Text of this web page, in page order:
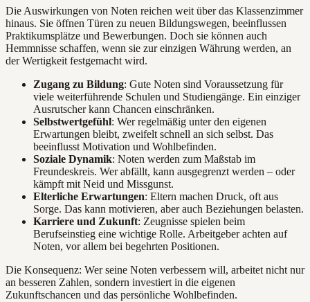
Die Auswirkungen von Noten reichen weit über das Klassenzimmer
hinaus. Sie öffnen Türen zu neuen Bildungswegen, beeinflussen
Praktikumsplätze und Bewerbungen. Doch sie können auch
Hemmnisse schaffen, wenn sie zur einzigen Währung werden, an
der Wertigkeit festgemacht wird.
Zugang zu Bildung: Gute Noten sind Voraussetzung für
viele weiterführende Schulen und Studiengänge. Ein einziger
Ausrutscher kann Chancen einschränken.
Selbstwertgefühl: Wer regelmäßig unter den eigenen
Erwartungen bleibt, zweifelt schnell an sich selbst. Das
beeinflusst Motivation und Wohlbefinden.
Soziale Dynamik: Noten werden zum Maßstab im
Freundeskreis. Wer abfällt, kann ausgegrenzt werden – oder
kämpft mit Neid und Missgunst.
Elterliche Erwartungen: Eltern machen Druck, oft aus
Sorge. Das kann motivieren, aber auch Beziehungen belasten.
Karriere und Zukunft: Zeugnisse spielen beim
Berufseinstieg eine wichtige Rolle. Arbeitgeber achten auf
Noten, vor allem bei begehrten Positionen.
Die Konsequenz: Wer seine Noten verbessern will, arbeitet nicht nur
an besseren Zahlen, sondern investiert in die eigenen
Zukunftschancen und das persönliche Wohlbefinden.